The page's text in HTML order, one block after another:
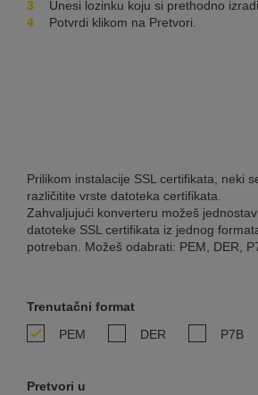
Unesi lozinku koju si prethodno
Potvrdi klikom na Pretvori.
Prilikom instalacije SSL certifikata, neki
različitite vrste datoteka certifikata.
Zahvaljujući konverteru možeš
datoteke SSL certifikata iz jednog
potreban. Možeš odabrati: PEM, DER,
Trenutačni format
PEM
DER P7B
Pretvori u